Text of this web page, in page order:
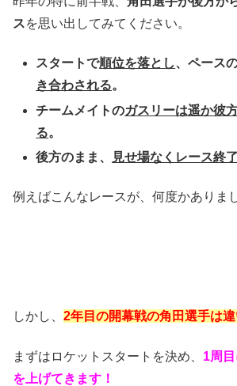
スを思い出してみてください。
スタートで順位を落とし、ペース
き合わされる。
チームメイトのガスリーは遥か彼
る。
後方のまま、
見せ場なくレース終了
例えばこんなレースが、何度かありま
しかし、 2年目の開幕戦の角田選手は違
まずはロケットスタートを決め、 1周
を上げてきます！